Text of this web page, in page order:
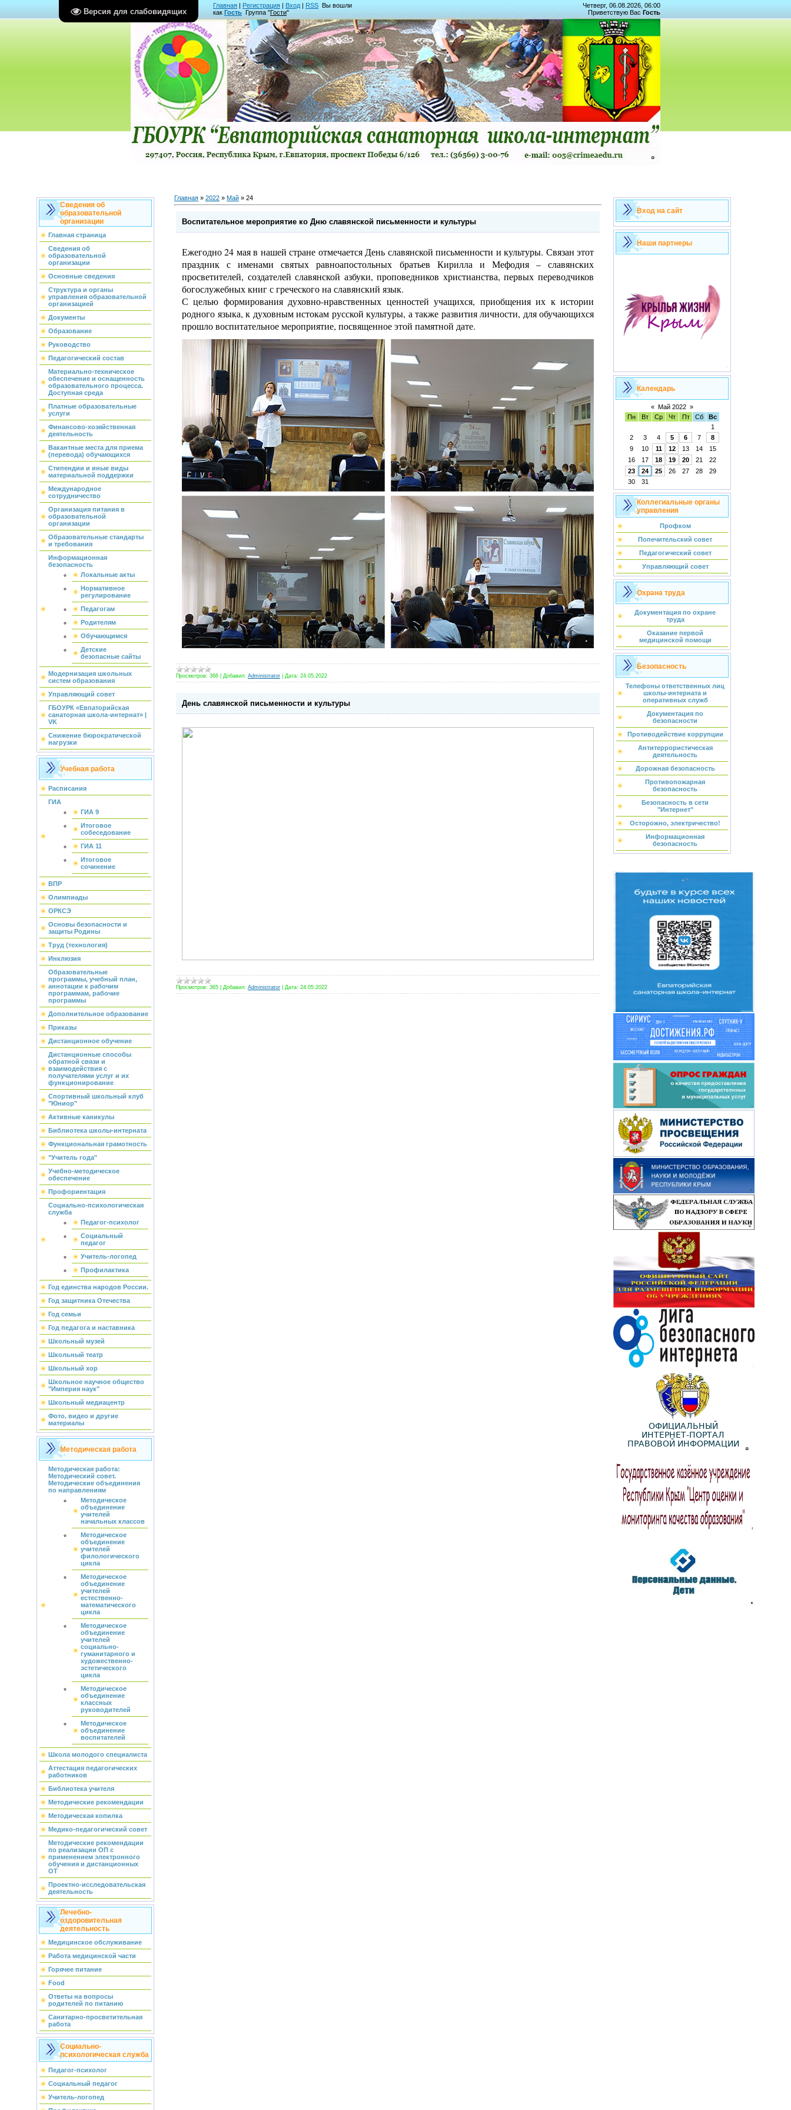
Версия для слабовидящих
Главная | Регистрация | Вход | RSS Вы вошли
как Гость Группа "Гости"
Четверг, 06.08.2026, 06:00
Приветствую Вас Гость
Сведения об
образовательной
организации
Главная страница
Сведения об
образовательной
организации
Основные сведения
Структура и органы
управления образовательной
организацией
Документы
Образование
Руководство
Педагогический состав
Материально-техническое
обеспечение и оснащенность
образовательного процесса.
Доступная среда
Платные образовательные
услуги
Финансово-хозяйственная
деятельность
Вакантные места для приема
(перевода) обучающихся
Стипендии и иные виды
материальной поддержки
Международное
сотрудничество
Организация питания в
образовательной
организации
Образовательные стандарты
и требования
Информационная
безопасность
Локальные акты
Нормативное
регулирование
Педагогам
Родителям
Обучающимся
Детские
безопасные сайты
Модернизация школьных
систем образования
Управляющий совет
ГБОУРК «Евпаторийская
санаторная школа-интернат» |
VK
Снижение бюрократической
нагрузки
Учебная работа
Расписания
ГИА
ГИА 9
Итоговое
собеседование
ГИА 11
Итоговое
сочинение
ВПР
Олимпиады
ОРКСЭ
Основы безопасности и
защиты Родины
Труд (технология)
Инклюзия
Образовательные
программы, учебный план,
аннотации к рабочим
программам, рабочие
программы
Дополнительное образование
Приказы
Дистанционное обучение
Дистанционные способы
обратной связи и
взаимодействия с
получателями услуг и их
функционирование
Спортивный школьный клуб
"Юниор"
Активные каникулы
Библиотека школы-интерната
Функциональная грамотность
"Учитель года"
Учебно-методическое
обеспечение
Профориентация
Социально-психологическая
служба
Педагог-психолог
Социальный
педагог
Учитель-логопед
Профилактика
Год единства народов России.
Год защитника Отечества
Год семьи
Год педагога и наставника
Школьный музей
Школьный театр
Школьный хор
Школьное научное общество
"Империя наук"
Школьный медиацентр
Фото, видео и другие
материалы
Методическая работа
Методическая работа:
Методический совет.
Методические объединения
по направлениям
Методическое
объединение
учителей
начальных классов
Методическое
объединение
учителей
филологического
цикла
Методическое
объединение
учителей
естественно-
математического
цикла
Методическое
объединение
учителей
социально-
гуманитарного и
художественно-
эстетического
цикла
Методическое
объединение
классных
руководителей
Методическое
объединение
воспитателей
Школа молодого специалиста
Аттестация педагогических
работников
Библиотека учителя
Методические рекомендации
Методическая копилка
Медико-педагогический совет
Методические рекомендации
по реализации ОП с
применением электронного
обучения и дистанционных
ОТ
Проектно-исследовательская
деятельность
Лечебно-
оздоровительная
деятельность
Медицинское обслуживание
Работа медицинской части
Горячее питание
Food
Ответы на вопросы
родителей по питанию
Санитарно-просветительная
работа
Социально-
психологическая служба
Педагог-психолог
Социальный педагог
Учитель-логопед
Главная » 2022 » Май » 24
Воспитательное мероприятие ко Дню славянской письменности и культуры
Ежегодно 24 мая в нашей стране отмечается День славянской письменности и культуры. Связан этот
праздник с именами святых равноапостольных братьев Кирилла и Мефодия – славянских
просветителей, создателей славянской азбуки, проповедников христианства, первых переводчиков
богослужебных книг с греческого на славянский язык.
С целью формирования духовно-нравственных ценностей учащихся, приобщения их к истории
родного языка, к духовным истокам русской культуры, а также развития личности, для обучающихся
прошло воспитательное мероприятие, посвященное этой памятной дате.
Просмотров: 366 Добавил: Administrator Дата: 24.05.2022
День славянской письменности и культуры
Просмотров: 365 Добавил: Administrator Дата: 24.05.2022
Вход на сайт
Наши партнеры
Календарь
« Май 2022 »
Пн
Вт Ср Чт Пт Сб
Вс
1
2
3 4 5 6 7
8
9
10 11 12 13 14
15
16
17 18 19 20 21
22
23
24 25 26 27 28
29
30
31
Коллегиальные органы
управления
Профком
Попечительский совет
Педагогический совет
Управляющий совет
Охрана труда
Документация по охране
труда
Оказание первой
медицинской помощи
Безопасность
Телефоны ответственных лиц
школы-интерната и
оперативных служб
Документация по
безопасности
Противодействие коррупции
Антитеррористическая
деятельность
Дорожная безопасность
Противопожарная
безопасность
Безопасность в сети
"Интернет"
Осторожно, электричество!
Информационная
безопасность